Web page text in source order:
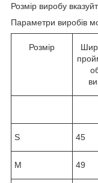
Розмір виробу
Параметри виробів
Розмір
S 45
M 49